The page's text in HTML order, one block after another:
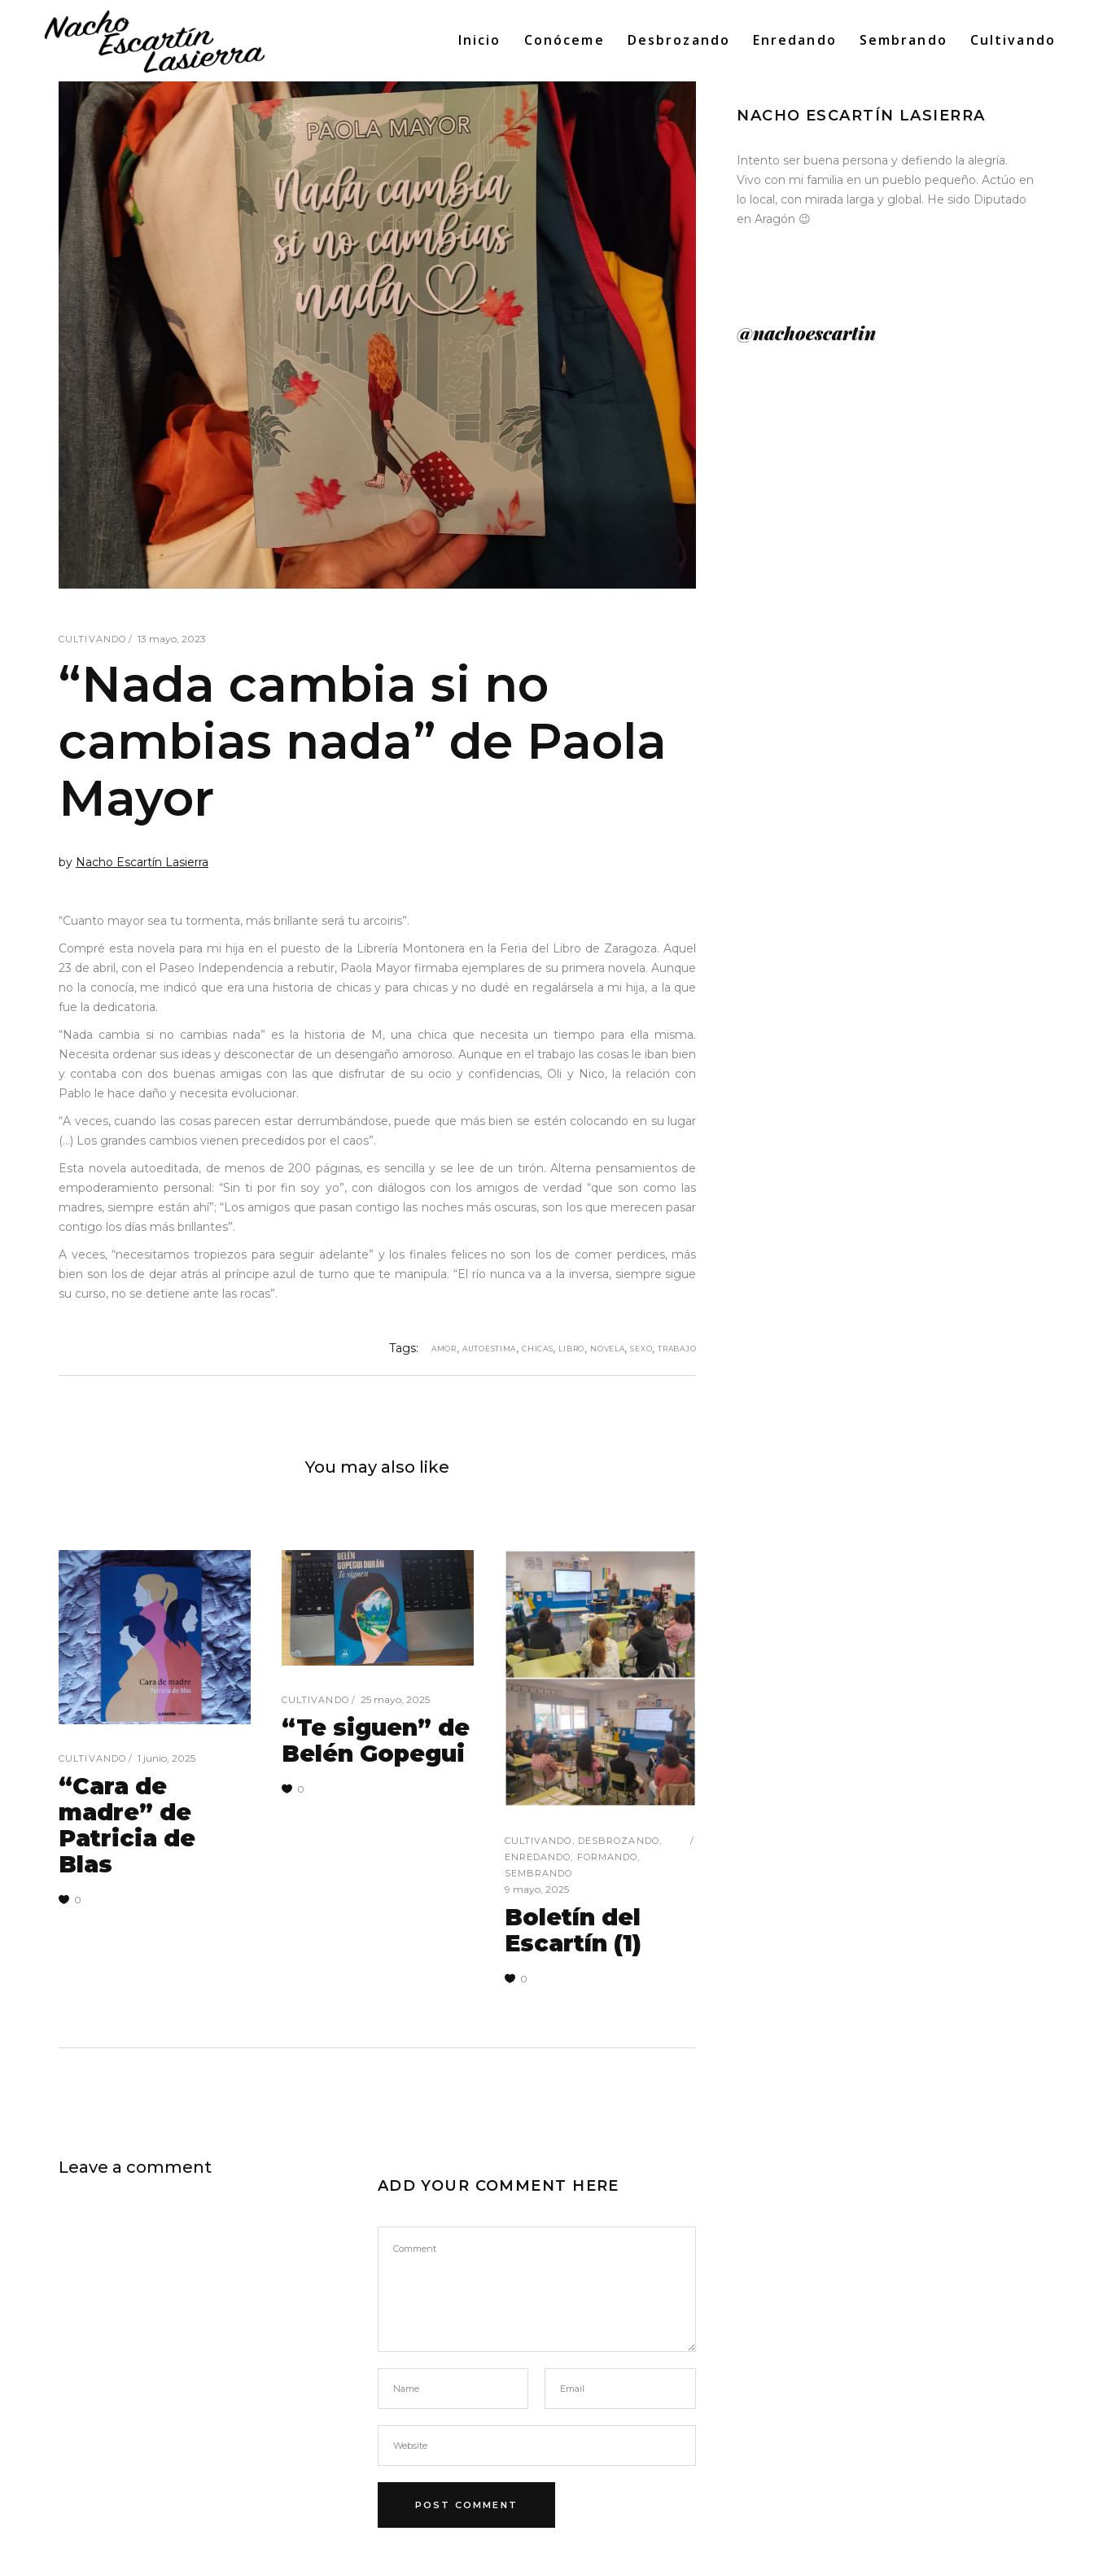
Inicio Conóceme Desbrozando Enredando Sembrando Cultivando
CULTIVANDO 13 mayo, 2023
“Nada cambia si no
cambias nada” de Paola
Mayor
by Nacho Escartín Lasierra
“Cuanto mayor sea tu tormenta, más brillante será tu arcoiris”.
Compré esta novela para mi hija en el puesto de la Librería Montonera en la Feria del Libro de Zaragoza. Aquel
23 de abril, con el Paseo Independencia a rebutir, Paola Mayor firmaba ejemplares de su primera novela. Aunque
no la conocía, me indicó que era una historia de chicas y para chicas y no dudé en regalársela a mi hija, a la que
fue la dedicatoria.
“Nada cambia si no cambias nada” es la historia de M, una chica que necesita un tiempo para ella misma.
Necesita ordenar sus ideas y desconectar de un desengaño amoroso. Aunque en el trabajo las cosas le iban bien
y contaba con dos buenas amigas con las que disfrutar de su ocio y confidencias, Oli y Nico, la relación con
Pablo le hace daño y necesita evolucionar.
“A veces, cuando las cosas parecen estar derrumbándose, puede que más bien se estén colocando en su lugar
(…) Los grandes cambios vienen precedidos por el caos”.
Esta novela autoeditada, de menos de 200 páginas, es sencilla y se lee de un tirón. Alterna pensamientos de
empoderamiento personal: “Sin ti por fin soy yo”, con diálogos con los amigos de verdad “que son como las
madres, siempre están ahí”; “Los amigos que pasan contigo las noches más oscuras, son los que merecen pasar
contigo los días más brillantes”.
A veces, “necesitamos tropiezos para seguir adelante” y los finales felices no son los de comer perdices, más
bien son los de dejar atrás al príncipe azul de turno que te manipula. “El río nunca va a la inversa, siempre sigue
su curso, no se detiene ante las rocas”.
Tags: AMOR, AUTOESTIMA,CHICAS, LIBRO, NOVELA,SEXO,TRABAJO
You may also like
CULTIVANDO 1 junio, 2025
“Cara de
madre” de
Patricia de
Blas
0
CULTIVANDO 25 mayo, 2025
“Te siguen” de
Belén Gopegui
0
CULTIVANDO DESBROZANDO
ENREDANDO
FORMANDO
SEMBRANDO
9 mayo, 2025
Boletín del
Escartín (1)
0
Leave a comment
ADD YOUR COMMENT HERE
Search
NACHO ESCARTÍN LASIERRA
Intento ser buena persona y defiendo la alegría.
Vivo con mi familia en un pueblo pequeño. Actúo en
lo local, con mirada larga y global. He sido Diputado
en Aragón 😉
@nachoescartin